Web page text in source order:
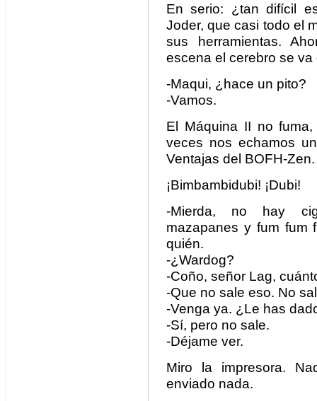
En serio: ¿tan difícil
Joder, que casi todo el
sus herramientas.
escena el cerebro se
-Maqui, ¿hace un pito?
-Vamos.
El Máquina II no
veces nos echamos
Ventajas del BOFH-Zen.
¡Bimbambidubi! ¡Dubi!
-Mierda, no hay
mazapanes y fum fum
quién.
-¿Wardog?
-Coño, señor Lag,
-Que no sale eso. No
-Venga ya. ¿Le has
-Sí, pero no sale.
-Déjame ver.
Miro la impresora.
enviado nada.